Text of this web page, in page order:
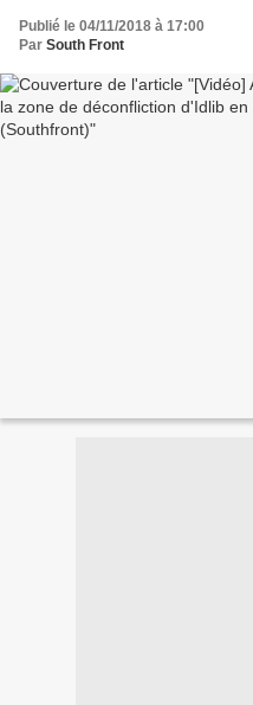
Publié le 04/11/2018 à 17:00
Par South Front